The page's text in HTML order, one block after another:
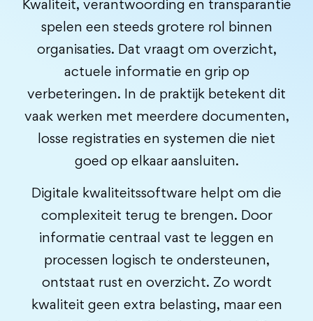
Kwaliteit, verantwoording en transparantie
spelen een steeds grotere rol binnen
organisaties. Dat vraagt om overzicht,
actuele informatie en grip op
verbeteringen. In de praktijk betekent dit
vaak werken met meerdere documenten,
losse registraties en systemen die niet
goed op elkaar aansluiten.
Digitale kwaliteitssoftware helpt om die
complexiteit terug te brengen. Door
informatie centraal vast te leggen en
processen logisch te ondersteunen,
ontstaat rust en overzicht. Zo wordt
kwaliteit geen extra belasting, maar een